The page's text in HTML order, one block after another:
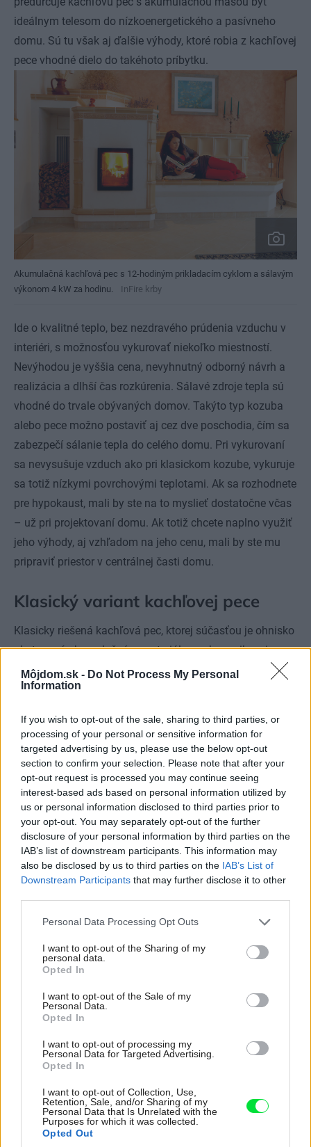
Môjdom.sk - Do Not Process My Personal
Information
If you wish to opt-out of the sale, sharing to third parties, or
processing of your personal or sensitive information for
targeted advertising by us, please use the below opt-out
section to confirm your selection. Please note that after your
opt-out request is processed you may continue seeing
interest-based ads based on personal information utilized by
us or personal information disclosed to third parties prior to
your opt-out. You may separately opt-out of the further
disclosure of your personal information by third parties on the
IAB’s list of downstream participants. This information may
also be disclosed by us to third parties on the IAB’s List of
Downstream Participants that may further disclose it to other
Please note that this website/app uses one or more Google
not limited to your visit or usage behaviour. You may click to
grant or deny consent to Google and its third-party tags to
use your data for below specified purposes in below Google
consent section.
Personal Data Processing Opt Outs
I want to opt-out of the Sharing of my
personal data.
Opted In
I want to opt-out of the Sale of my
Personal Data.
Opted In
I want to opt-out of processing my
Personal Data for Targeted Advertising.
Opted In
I want to opt-out of Collection, Use,
Retention, Sale, and/or Sharing of my
Personal Data that Is Unrelated with the
Purposes for which it was collected.
Opted Out
ideálnym telesom do nízkoenergetického a pasívneho
domu. Sú tu však aj ďalšie výhody, ktoré robia z kachľovej
pece vhodné dielo do takéhoto príbytku.
Akumulačná kachľová pec s 12-hodiným prikladacím cyklom a sálavým
výkonom 4 kW za hodinu.
InFire krby
Ide o kvalitné teplo, bez nezdravého prúdenia vzduchu v
interiéri, s možnosťou vykurovať niekoľko miestností.
Nevýhodou je vyššia cena, nevyhnutný odborný návrh a
realizácia a dlhší čas rozkúrenia. Sálavé zdroje tepla sú
vhodné do trvale obývaných domov. Takýto typ kozuba
alebo pece možno postaviť aj cez dve poschodia, čím sa
zabezpečí sálanie tepla do celého domu. Pri vykurovaní
sa nevysušuje vzduch ako pri klasickom kozube, vykuruje
sa totiž nízkymi povrchovými teplotami. Ak sa rozhodnete
pre hypokaust, mali by ste na to myslieť dostatočne včas
– už pri projektovaní domu. Ak totiž chcete naplno využiť
jeho výhody, aj vzhľadom na jeho cenu, mali by ste mu
pripraviť priestor v centrálnej časti domu.
Klasický variant kachľovej pece
Klasicky riešená kachľová pec, ktorej súčasťou je ohnisko
obstavané akumulačným materiálom a keramikou, je
najstarší, no z pohľadu zdravotnej hodnoty dosiaľ
neprekonaný variant pece. Až 80 % tepla sa distribuuje
vzduch, ktorý vzniká prúdením okolo stien kachľovej pece.
Takáto pec pozostáva z ohniska a spalinových ťahov. Na
ich vyhotovenie sa používajú rôzne materiály – od
šamotových až po špeciálne korduritové tvarovky či
keramický modulový systém, ktorý je špičkovým
produktom na spalinové ťahy.
V závislosti od kvality a množstva materiálu je kachľová
pec schopná naakumulovať teplo a rozložiť jeho
odovzdávanie na dlhší časový interval. Vďaka tomu
možno spáliť dávku paliva naraz, no energiu dostávať do
priestoru postupne. Tým vzniká aj oheň, na ktorý je
príjemný pohľad cez veľké dvierka, no zároveň je k
dávky dreva. Dvojité zasklenie dvierok výrazne obmedzuje
sálanie cez sklo, a tak možno mať pomerne veľké
zasklenie bez nežiaduceho prehrievania interiéru. Klasický
variant pece je vhodný najmä tam, kde nie je potrebné
podlaží.